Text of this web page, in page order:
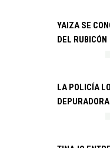
YAIZA SE
DEL RUBICÓN
LA POLICÍA